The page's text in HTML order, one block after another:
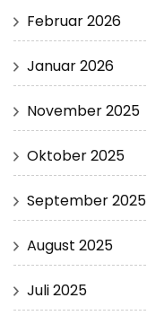
Februar 2026
Januar 2026
November 2025
Oktober 2025
September 2025
August 2025
Juli 2025